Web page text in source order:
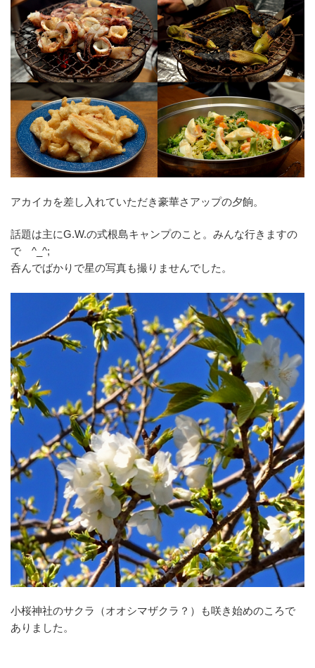
アカイカを差し入れていただき豪華さアップの夕餉。
話題は主にG.W.の式根島キャンプのこと。みんな行きますの
で ^_^;
呑んでばかりで星の写真も撮りませんでした。
小桜神社のサクラ（オオシマザクラ？）も咲き始めのころで
ありました。